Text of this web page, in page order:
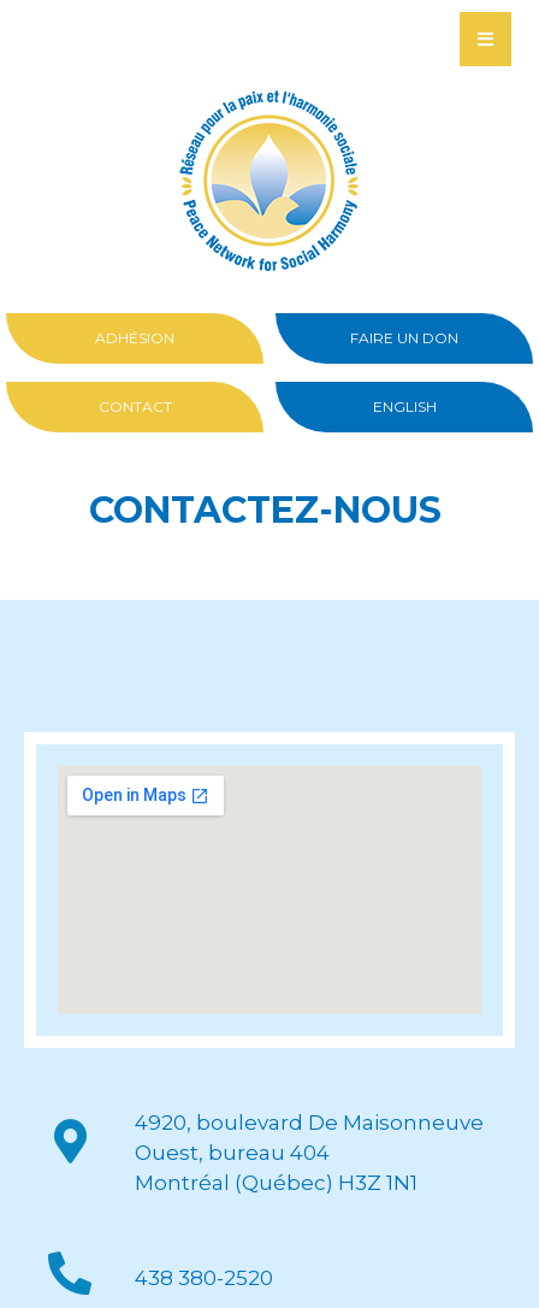
ADHÉSION FAIRE UN DON
CONTACT ENGLISH
CONTACTEZ-NOUS
4920, boulevard De Maisonneuve
Ouest, bureau 404
Montréal (Québec) H3Z 1N1
438 380-2520